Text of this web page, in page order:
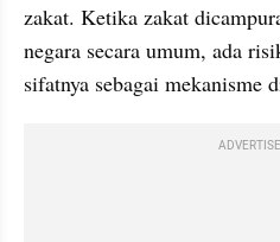
zakat. Ketika zakat
negara secara umum, ada
sifatnya sebagai mekanisme